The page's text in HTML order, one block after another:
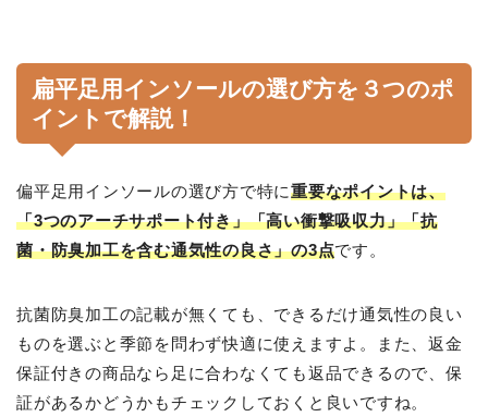
扁平足用インソールの選び方を３つのポ
イントで解説！
偏平足用インソールの選び方で特に重要なポイントは、
「3つのアーチサポート付き」「高い衝撃吸収力」「抗
菌・防臭加工を含む通気性の良さ」の3点です。
抗菌防臭加工の記載が無くても、できるだけ通気性の良い
ものを選ぶと季節を問わず快適に使えますよ。また、返金
保証付きの商品なら足に合わなくても返品できるので、保
証があるかどうかもチェックしておくと良いですね。